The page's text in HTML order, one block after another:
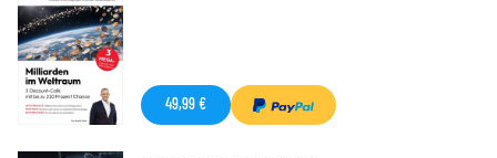
49,99 €